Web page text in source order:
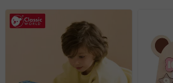
瑕疵退換貨所產生的運費，將由媽咪
退貨，您可至『查詢訂單』>『已出
並點選『我要退貨』即可進行申請。
LINE@客服ID: @mamilove
與服務，謝謝。